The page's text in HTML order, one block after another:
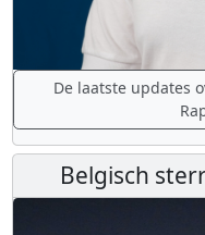
De laatste updates
Belgisch